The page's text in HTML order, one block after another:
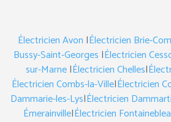
Électricien Avon |Électricien Brie-
Bussy-Saint-Georges |Électricien
sur-Marne|Électricien Chelles|
Électricien Combs-la-Ville|Électricien
Dammarie-les-Lys|Électricien
Émerainville|Électricien